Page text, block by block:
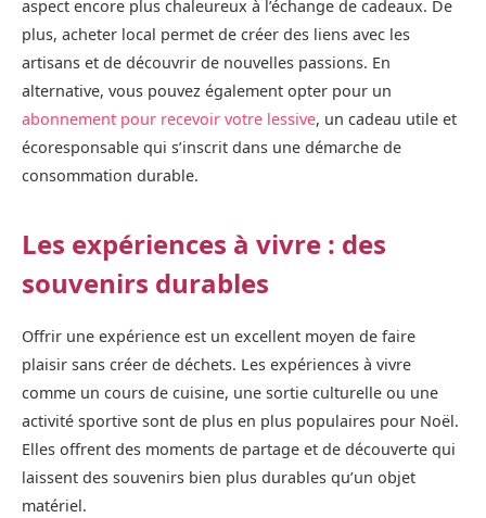
aspect encore plus chaleureux à l’échange de cadeaux. De
plus, acheter local permet de créer des liens avec les
artisans et de découvrir de nouvelles passions. En
alternative, vous pouvez également opter pour un
abonnement pour recevoir votre lessive, un cadeau utile et
écoresponsable qui s’inscrit dans une démarche de
consommation durable.
Les expériences à vivre : des
souvenirs durables
Offrir une expérience est un excellent moyen de faire
plaisir sans créer de déchets. Les expériences à vivre
comme un cours de cuisine, une sortie culturelle ou une
activité sportive sont de plus en plus populaires pour Noël.
Elles offrent des moments de partage et de découverte qui
laissent des souvenirs bien plus durables qu’un objet
matériel.